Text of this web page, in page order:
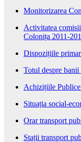
Monitorizarea
Activitatea
Colonița 2011-
Dispozițiile
Totul despre
Achizițiile
Situația social-
Orar transport
Stații transport